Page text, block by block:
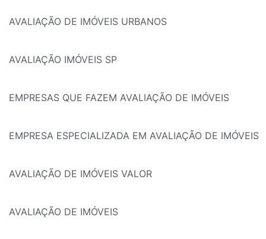
AVALIAÇÃO DE IMÓVEIS URBANOS
AVALIAÇÃO IMÓVEIS SP
EMPRESAS QUE FAZEM AVALIAÇÃO DE IMÓVEIS
EMPRESA ESPECIALIZADA EM AVALIAÇÃO DE IMÓVEIS
AVALIAÇÃO DE IMÓVEIS VALOR
AVALIAÇÃO DE IMÓVEIS